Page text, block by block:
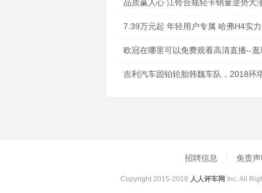
品质赢人心 江铃合规轻卡销量逆势大
7.39万元起 年轻用户专属 哈弗H4实
欧冠在哪里可以免费观看高清直播--逛
吉利汽车固铂轮胎韩魏车队，2018环
招聘信息 免责
Copyright 2015-2018 人人评车网 Inc. All